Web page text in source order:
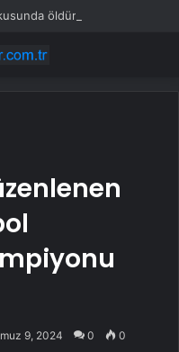
öldürdü
9, 2024 0 0